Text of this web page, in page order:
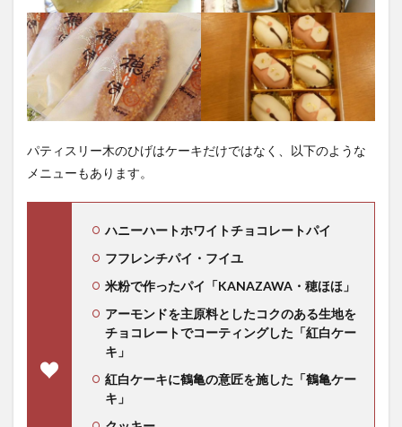
パティスリー木のひげはケーキだけではなく、以下のような
メニューもあります。
ハニーハートホワイトチョコレートパイ
フフレンチパイ・フイユ
米粉で作ったパイ「KANAZAWA・穂ほほ」
アーモンドを主原料としたコクのある生地を
チョコレートでコーティングした「紅白ケー
キ」
紅白ケーキに鶴亀の意匠を施した「鶴亀ケー
キ」